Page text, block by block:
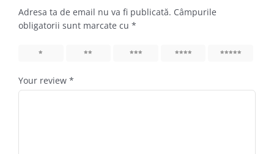
Adresa ta de email nu va fi publicată. Câmpurile
obligatorii sunt marcate cu *
Your review *